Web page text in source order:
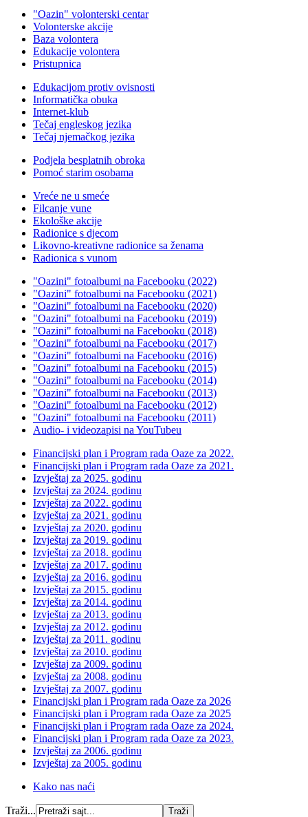
"Oazin" volonterski centar
Volonterske akcije
Baza volontera
Edukacije volontera
Pristupnica
Edukacijom protiv ovisnosti
Informatička obuka
Internet-klub
Tečaj engleskog jezika
Tečaj njemačkog jezika
Podjela besplatnih obroka
Pomoć starim osobama
Vreće ne u smeće
Filcanje vune
Ekološke akcije
Radionice s djecom
Likovno-kreativne radionice sa ženama
Radionica s vunom
"Oazini" fotoalbumi na Facebooku (2022)
"Oazini" fotoalbumi na Facebooku (2021)
"Oazini" fotoalbumi na Facebooku (2020)
"Oazini" fotoalbumi na Facebooku (2019)
"Oazini" fotoalbumi na Facebooku (2018)
"Oazini" fotoalbumi na Facebooku (2017)
"Oazini" fotoalbumi na Facebooku (2016)
"Oazini" fotoalbumi na Facebooku (2015)
"Oazini" fotoalbumi na Facebooku (2014)
"Oazini" fotoalbumi na Facebooku (2013)
"Oazini" fotoalbumi na Facebooku (2012)
"Oazini" fotoalbumi na Facebooku (2011)
Audio- i videozapisi na YouTubeu
Financijski plan i Program rada Oaze za 2022.
Financijski plan i Program rada Oaze za 2021.
Izvještaj za 2025. godinu
Izvještaj za 2024. godinu
Izvještaj za 2022. godinu
Izvještaj za 2021. godinu
Izvještaj za 2020. godinu
Izvještaj za 2019. godinu
Izvještaj za 2018. godinu
Izvještaj za 2017. godinu
Izvještaj za 2016. godinu
Izvještaj za 2015. godinu
Izvještaj za 2014. godinu
Izvještaj za 2013. godinu
Izvještaj za 2012. godinu
Izvještaj za 2011. godinu
Izvještaj za 2010. godinu
Izvještaj za 2009. godinu
Izvještaj za 2008. godinu
Izvještaj za 2007. godinu
Financijski plan i Program rada Oaze za 2026
Financijski plan i Program rada Oaze za 2025
Financijski plan i Program rada Oaze za 2024.
Financijski plan i Program rada Oaze za 2023.
Izvještaj za 2006. godinu
Izvještaj za 2005. godinu
Kako nas naći
Traži...